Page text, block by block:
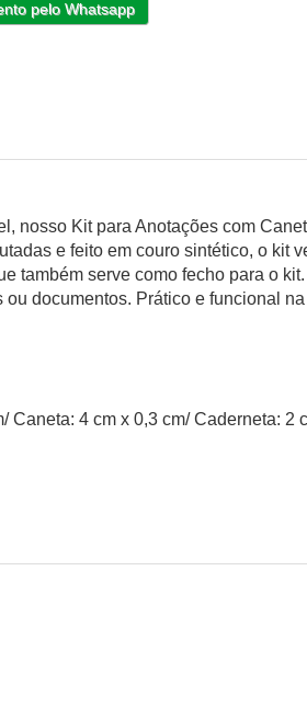
pelo Whatsapp
nosso Kit para Anotações com
e feito em couro sintético, o kit
também serve como fecho para o
documentos. Prático e funcional
4 cm x 0,3 cm/ Caderneta: 2